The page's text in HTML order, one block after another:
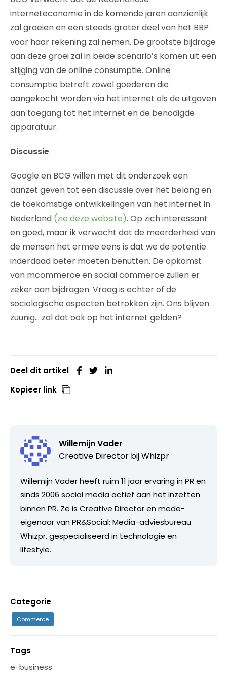
interneteconomie in de komende jaren aanzienlijk
zal groeien en een steeds groter deel van het BBP
voor haar rekening zal nemen. De grootste bijdrage
aan deze groei zal in beide scenario’s komen uit een
stijging van de online consumptie. Online
consumptie betreft zowel goederen die
aangekocht worden via het internet als de uitgaven
aan toegang tot het internet en de benodigde
apparatuur.
Discussie
Google en BCG willen met dit onderzoek een
aanzet geven tot een discussie over het belang en
de toekomstige ontwikkelingen van het internet in
Nederland (zie deze website). Op zich interessant
en goed, maar ik verwacht dat de meerderheid van
de mensen het ermee eens is dat we de potentie
inderdaad beter moeten benutten. De opkomst
van mcommerce en social commerce zullen er
zeker aan bijdragen. Vraag is echter of de
sociologische aspecten betrokken zijn. Ons blijven
zuunig… zal dat ook op het internet gelden?
Deel dit artikel
Kopieer link
Willemijn Vader
Creative Director bijWhizpr
Willemijn Vader heeft ruim 11 jaar ervaring in PR en
sinds 2006 social media actief aan het inzetten
binnen PR. Ze is Creative Director en mede-
eigenaar van PR&Social; Media-adviesbureau
Whizpr, gespecialiseerd in technologie en
lifestyle.
Categorie
Commerce
Tags
e-business